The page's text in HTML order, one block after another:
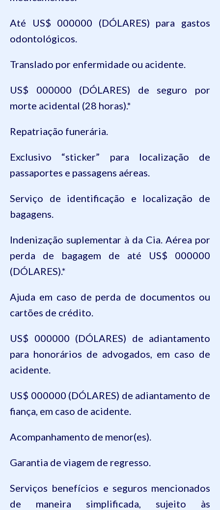
Até US$ 000000 (DÓLARES) para gastos
odontológicos.
Translado por enfermidade ou acidente.
US$ 000000 (DÓLARES) de seguro por
morte acidental (28 horas).*
Repatriação funerária.
Exclusivo “sticker” para localização de
passaportes e passagens aéreas.
Serviço de identificação e localização de
bagagens.
Indenização suplementar à da Cia. Aérea por
perda de bagagem de até US$ 000000
(DÓLARES).*
Ajuda em caso de perda de documentos ou
cartões de crédito.
US$ 000000 (DÓLARES) de adiantamento
para honorários de advogados, em caso de
acidente.
US$ 000000 (DÓLARES) de adiantamento de
fiança, em caso de acidente.
Acompanhamento de menor(es).
Garantia de viagem de regresso.
Serviços benefícios e seguros mencionados
de maneira simplificada, sujeito às